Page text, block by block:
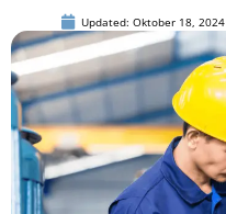
Updated: Oktober 18, 2024